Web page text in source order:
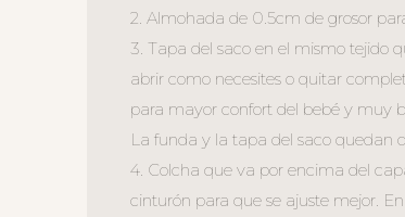
2. Almohada de 0.5cm de grosor
3. Tapa del saco en el mismo tejido
abrir como necesites o quitar
para mayor confort del bebé y muy
La funda y la tapa del saco quedan
4. Colcha que va por encima del
cinturón para que se ajuste mejor.